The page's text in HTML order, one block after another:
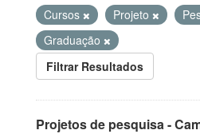
Cursos
Projeto
Graduação
Filtrar Resultados
Projetos de pesquisa -